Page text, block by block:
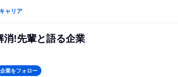
キャリア
消!先輩と語る企業
企業をフォロー